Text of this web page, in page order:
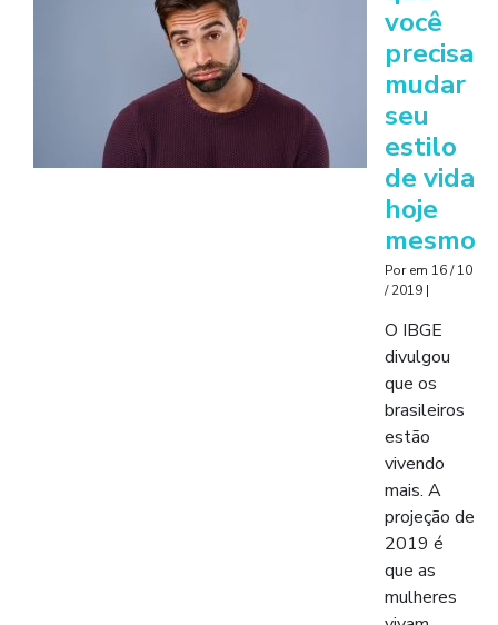
você
precisa
mudar
seu
estilo
de vida
hoje
mesmo
Porem 16 / 10
/ 2019 |
O IBGE
divulgou
que os
brasileiros
estão
vivendo
mais. A
projeção de
2019 é
que as
mulheres